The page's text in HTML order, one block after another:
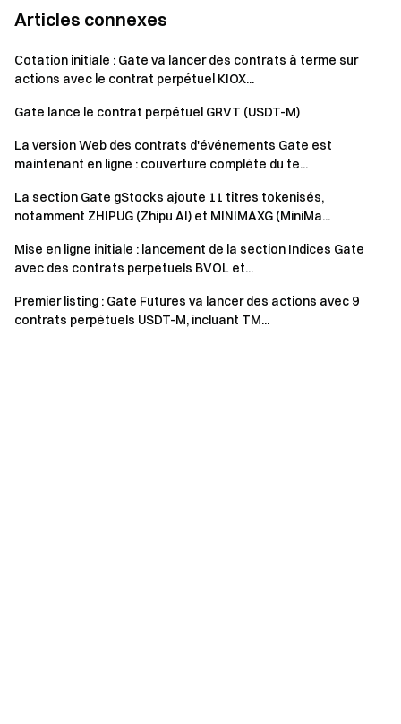
Articles connexes
Cotation initiale : Gate va lancer des contrats à terme sur
actions avec le contrat perpétuel KIOX...
Gate lance le contrat perpétuel GRVT (USDT-M)
La version Web des contrats d'événements Gate est
maintenant en ligne : couverture complète du te...
La section Gate gStocks ajoute 11 titres tokenisés,
notamment ZHIPUG (Zhipu AI) et MINIMAXG (MiniMa...
Mise en ligne initiale : lancement de la section Indices Gate
avec des contrats perpétuels BVOL et...
Premier listing : Gate Futures va lancer des actions avec 9
contrats perpétuels USDT-M, incluant TM...